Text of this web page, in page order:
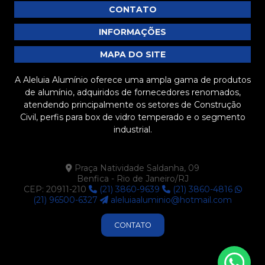
Barra chata de alumínio preço: descubra as melhores
opções e como economizar na compra
Barra chata de alumínio preço: descubra como
economizar na sua compra
Barra chata de alumínio preço: tudo que você precisa
saber antes de comprar
Barra Chata de Alumínio Preto é a Solução Ideal para
Barra Chata de Alumínio Preto: Vantagens e
Aplicações que Você Precisa Conhecer
Barra chata de alumínio preto: versatilidade e
Barra chata de alumínio preto: versatilidade e
CONTATO
INFORMAÇÕES
MAPA DO SITE
A Aleluia Alumínio oferece uma ampla gama de produtos
de alumínio, adquiridos de fornecedores renomados,
atendendo principalmente os setores de Construção
Civil, perfis para box de vidro temperado e o segmento
industrial.
Praça Natividade Saldanha, 09
Benfica - Rio de Janeiro/RJ
CEP: 20911-210
(21) 3860-9639
(21) 3860-4816
(21) 96500-6327
aleluiaaluminio@hotmail.com
CONTATO